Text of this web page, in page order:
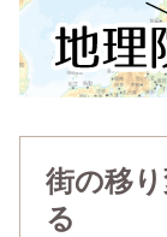
街の移
る